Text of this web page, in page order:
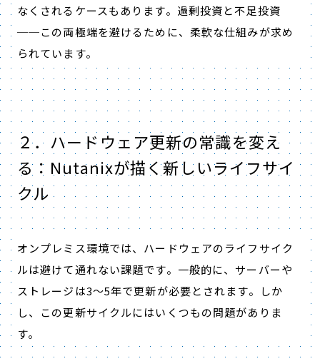
なくされるケースもあります。過剰投資と不足投資
──この両極端を避けるために、柔軟な仕組みが求め
られています。
２．ハードウェア更新の常識を変え
る：Nutanixが描く新しいライフサイ
クル
オンプレミス環境では、ハードウェアのライフサイク
ルは避けて通れない課題です。一般的に、サーバーや
ストレージは3〜5年で更新が必要とされます。しか
し、この更新サイクルにはいくつもの問題がありま
す。